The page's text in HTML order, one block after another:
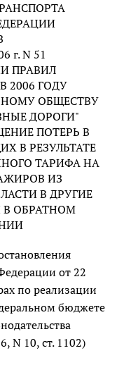
г. N 51
ПРАВИЛ
2006 ГОДУ
ОБЩЕСТВУ
ДОРОГИ"
ПОТЕРЬ В
В РЕЗУЛЬТАТЕ
ТАРИФА НА
ИЗ
В ДРУГИЕ
ОБРАТНОМ
от 22
по реализации
бюджете
N 10, ст. 1102)